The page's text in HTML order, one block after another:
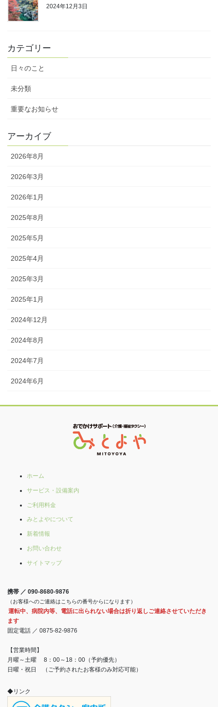
2024年12月3日
カテゴリー
日々のこと
未分類
重要なお知らせ
アーカイブ
2026年8月
2026年3月
2026年1月
2025年8月
2025年5月
2025年4月
2025年3月
2025年1月
2024年12月
2024年8月
2024年7月
2024年6月
ホーム
サービス・設備案内
ご利用料金
みとよやについて
新着情報
お問い合わせ
サイトマップ
携帯 ／ 090-8680-9876
（お客様へのご連絡はこちらの番号からになります）
運転中、病院内等、電話に出られない場合は折り返しご連絡させていただき
ます
固定電話 ／ 0875-82-9876
【営業時間】
月曜～土曜 8：00～18：00（予約優先）
日曜・祝日 （ご予約されたお客様のみ対応可能）
◆リンク